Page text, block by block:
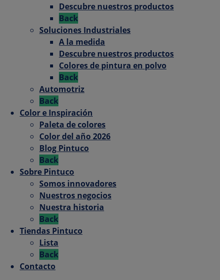
Descubre nuestros productos
Back
Soluciones Industriales
A la medida
Descubre nuestros productos
Colores de pintura en polvo
Back
Automotriz
Back
Color e Inspiración
Paleta de colores
Color del año 2026
Blog Pintuco
Back
Sobre Pintuco
Somos innovadores
Nuestros negocios
Nuestra historia
Back
Tiendas Pintuco
Lista
Back
Contacto